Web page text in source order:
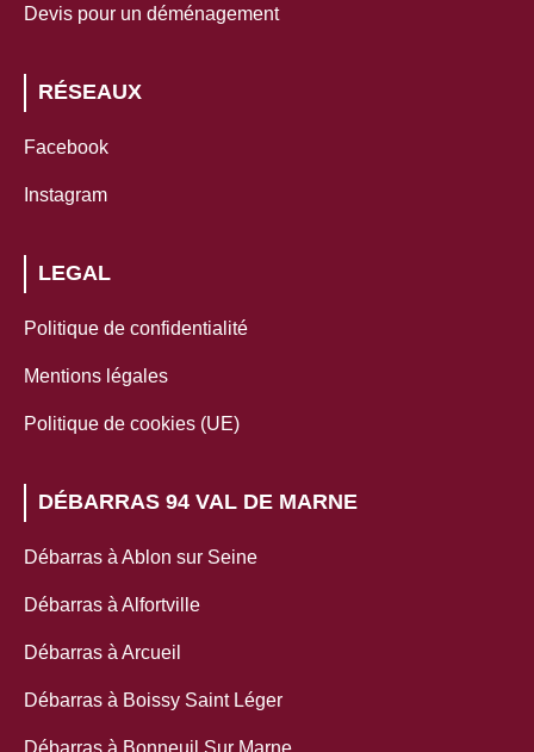
Devis pour un déménagement
RÉSEAUX
Facebook
Instagram
LEGAL
Politique de confidentialité
Mentions légales
Politique de cookies (UE)
DÉBARRAS 94 VAL DE MARNE
Débarras à Ablon sur Seine
Débarras à Alfortville
Débarras à Arcueil
Débarras à Boissy Saint Léger